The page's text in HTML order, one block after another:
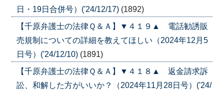
日・19日合併号）('24/12/17) (1892)
【千原弁護士の法律Ｑ＆Ａ】▼４１９▲ 電話勧誘販
売規制についての詳細を教えてほしい（2024年12月5
日号）('24/12/10) (1891)
【千原弁護士の法律Ｑ＆Ａ】▼４１８▲ 返金請求訴
訟、和解した方がいいか？（2024年11月28日号）('24/